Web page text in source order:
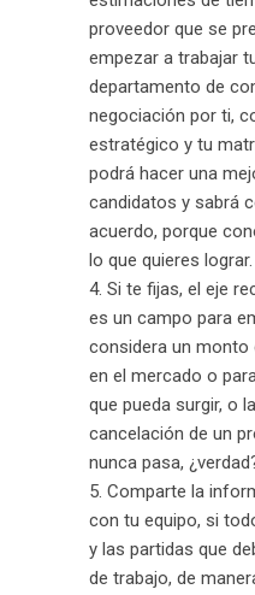
proveedor que se
empezar a trabajar
departamento de
negociación por ti,
estratégico y tu
podrá hacer una
candidatos y sabrá
acuerdo, porque
lo que quieres lograr.
Si te fijas, el eje
es un campo para
considera un monto
en el mercado o
que pueda surgir, o
cancelación de un
nunca pasa,
Comparte la
con tu equipo, si
y las partidas que
de trabajo, de